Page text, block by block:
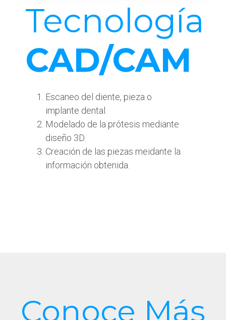
Tecnología
CAD/CAM
Escaneo del diente, pieza o
implante dental.
Modelado de la prótesis mediante
diseño 3D.
Creación de las piezas meidante la
información obtenida.
Conoce Más